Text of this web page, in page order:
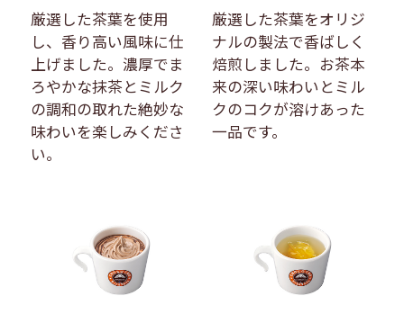
厳選した茶葉を使用
し、香り高い風味に仕
上げました。濃厚でま
ろやかな抹茶とミルク
の調和の取れた絶妙な
味わいを楽しみくださ
い。
厳選した茶葉をオリジ
ナルの製法で香ばしく
焙煎しました。お茶本
来の深い味わいとミル
クのコクが溶けあった
一品です。